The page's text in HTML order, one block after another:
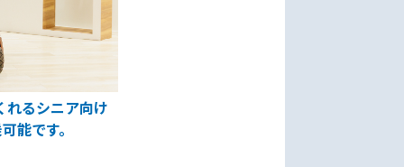
るシニア向け
能です。